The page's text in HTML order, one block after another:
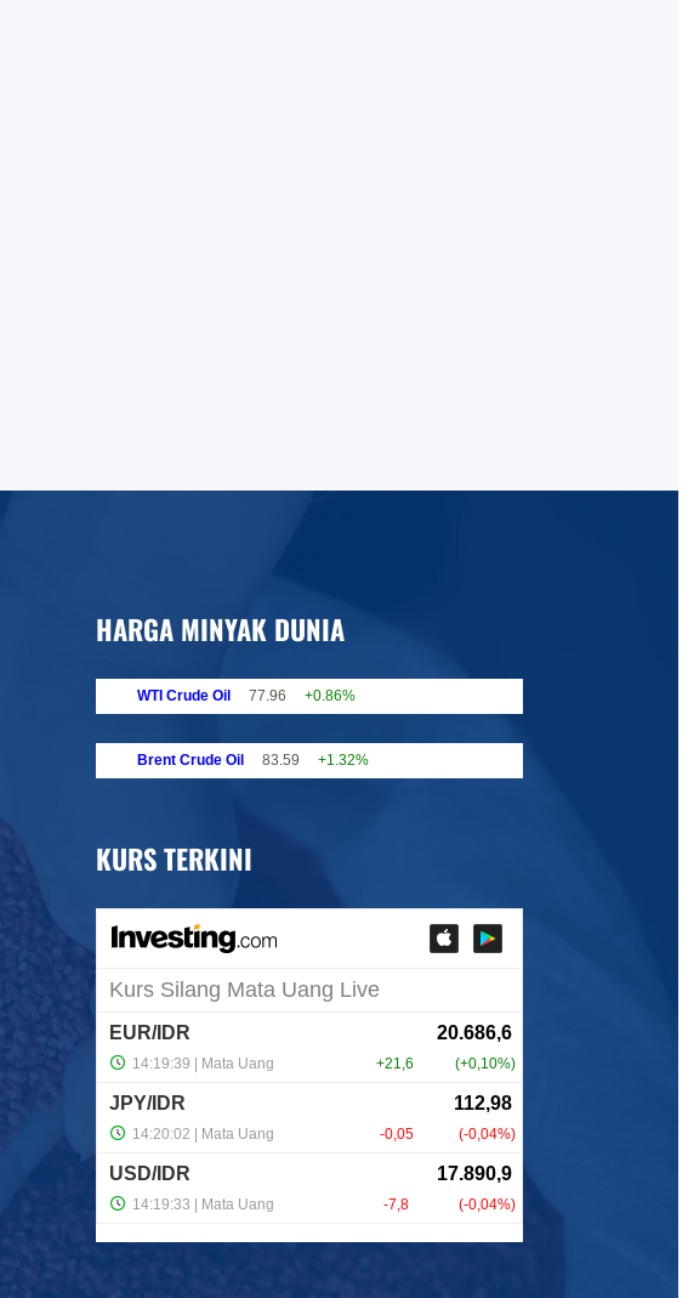
HARGA MINYAK DUNIA
WTI Crude Oil 77.96 +0.86%
Brent Crude Oil 83.59 +1.32%
KURS TERKINI